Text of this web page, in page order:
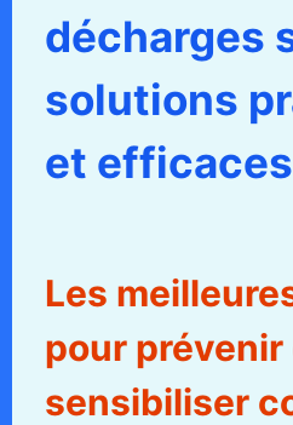
décharges
solutions
et efficaces
Les
pour prévenir
sensibiliser